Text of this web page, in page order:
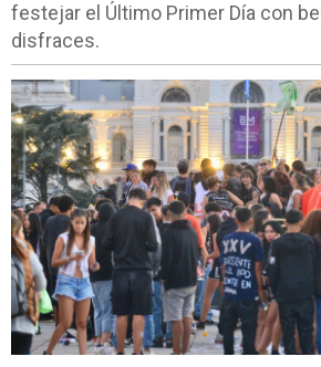
festejar el Último Primer Día con
disfraces.